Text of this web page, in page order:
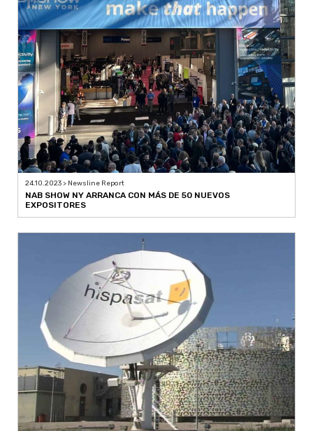
24.10.2023 > Newsline Report
NAB SHOW NY ARRANCA CON MÁS DE 50 NUEVOS
EXPOSITORES